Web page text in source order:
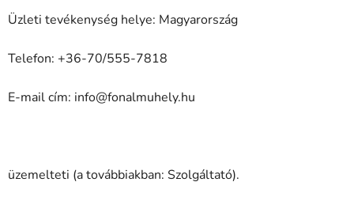
Üzleti tevékenység helye: Magyarország
Telefon: +36-70/555-7818
E-mail cím: info@fonalmuhely.hu
üzemelteti (a továbbiakban: Szolgáltató).